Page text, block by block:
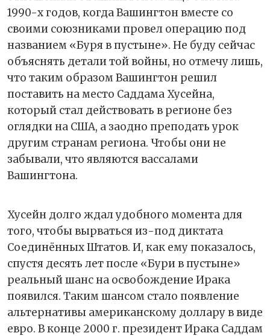
1990-х годов, когда Вашингтон вместе со
своими союзниками провел операцию под
названием «Буря в пустыне». Не буду сейчас
объяснять детали той войны, но отмечу лишь,
что таким образом Вашингтон решил
поставить на место Саддама Хусейна,
который стал действовать в регионе без
оглядки на США, а заодно преподать урок
другим странам региона. Чтобы они не
забывали, что являются вассалами
Вашингтона.
Хусейн долго ждал удобного момента для
того, чтобы вырваться из-под диктата
Соединённых Штатов. И, как ему показалось,
спустя десять лет после «Бури в пустыне»
реальный шанс на освобождение Ирака
появился. Таким шансом стало появление
альтернативы американскому доллару в виде
евро. В конце 2000 г. президент Ирака Саддам